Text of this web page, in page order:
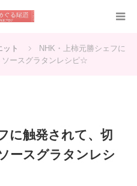
ット
NHK・上柿元勝シェフに
ソースグラタンレシピ☆
に触発されて、切
ースグラタンレシ